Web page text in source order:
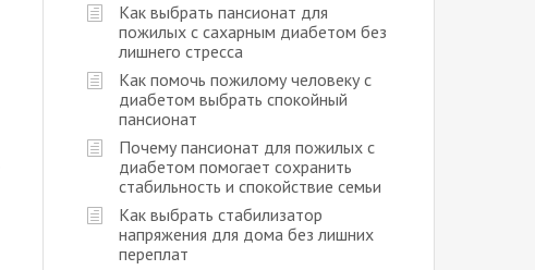
Как выбрать пансионат для
пожилых с сахарным диабетом без
лишнего стресса
Как помочь пожилому человеку с
диабетом выбрать спокойный
пансионат
Почему пансионат для пожилых с
диабетом помогает сохранить
стабильность и спокойствие семьи
Как выбрать стабилизатор
напряжения для дома без лишних
переплат